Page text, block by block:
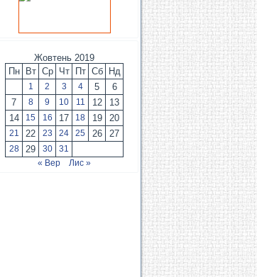
Жовтень 2019
Пн
Вт Ср Чт Пт Сб Нд
1 2 3 4 5
6
7
8 9 10 11 12
13
14
15 16 17 18 19 20
21 22 23 24 25 26 27
28 29 30
31
« Вер
Лис »